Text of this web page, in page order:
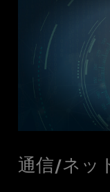
通信/ネッ